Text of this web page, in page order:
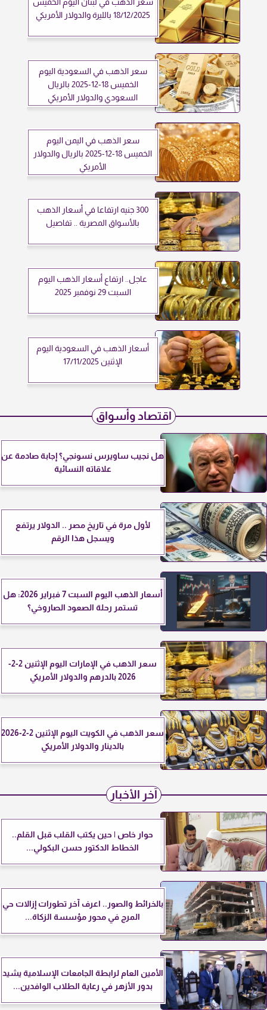
سعر الذهب في لبنان اليوم الخميس
18/12/2025 بالليرة والدولار الأمريكي
سعر الذهب في السعودية اليوم
الخميس 18-12-2025 بالريال
السعودي والدولار الأمريكي
سعر الذهب في اليمن اليوم
الخميس 18-12-2025 بالريال والدولار
الأمريكي
300 جنيه ارتفاعا في أسعار الذهب
بالأسواق المصرية .. تفاصيل
عاجل.. ارتفاع أسعار الذهب اليوم
السبت 29 نوفمبر 2025
أسعار الذهب في السعودية اليوم
الإثنين 17/11/2025
اقتصاد وأسواق
هل نجيب ساويرس نسونجي؟ إجابة صادمة عن
علاقاته النسائية
لأول مرة في تاريخ مصر .. الدولار يرتفع
ويسجل هذا الرقم
أسعار الذهب اليوم السبت 7 فبراير 2026: هل
تستمر رحلة الصعود الصاروخي؟
سعر الذهب في الإمارات اليوم الإثنين 2-2-
2026 بالدرهم والدولار الأمريكي
سعر الذهب في الكويت اليوم الإثنين 2-2-2026
بالدينار والدولار الأمريكي
آخر الأخبار
حوار خاص | حين يكتب القلب قبل القلم..
الخطاط الدكتور حسن البكولي...
بالخرائط والصور.. اعرف آخر تطورات إزالات حي
المرج في محور مؤسسة الزكاة...
الأمين العام لرابطة الجامعات الإسلامية يشيد
بدور الأزهر في رعاية الطلاب الوافدين...